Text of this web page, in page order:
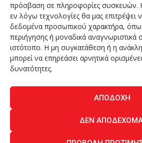
πρόσβαση σε πληροφορίες συσκευών.
εν λόγω τεχνολογίες θα μας επιτρέψει
δεδομένα προσωπικού χαρακτήρα,
περιήγησης ή μοναδικά αναγνωριστικά
ιστότοπο. Η μη συγκατάθεση ή η
μπορεί να επηρεάσει αρνητικά
δυνατότητες.
ΑΠΟΔΟΧΉ
ΔΕΝ
Δικαιούχος Domain:Θεόδωρος
Διευθυντής:Θεόδωρος Δημητριάδης
Διαχειριστής:Θεόδωρος Δημητριάδης
Δήλωση Συμμόρφωσης
Αριθμός Πιστοποίησης Μ.Η.Τ.:
ΑΝΘΡΩΠΟΙ
ΠΕΡΙΟΔΙΚΟ